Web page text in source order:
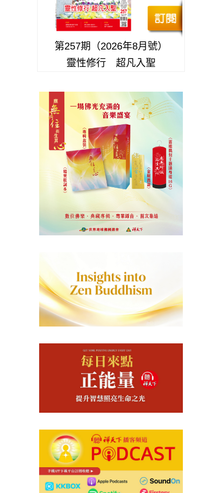
第257期（2026年8月號）
靈性修行 超凡入聖